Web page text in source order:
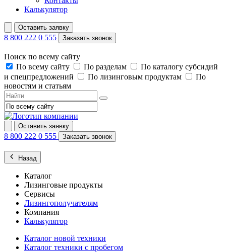
Калькулятор
Оставить заявку
8 800 222 0 555 Заказать звонок
Поиск по всему сайту
По всему сайту
По разделам
По каталогу субсидий
и спецпредложений
По лизинговым продуктам
По
новостям и статьям
Оставить заявку
8 800 222 0 555 Заказать звонок
Назад
Каталог
Лизинговые продукты
Сервисы
Лизингополучателям
Компания
Калькулятор
Каталог новой техники
Каталог техники с пробегом